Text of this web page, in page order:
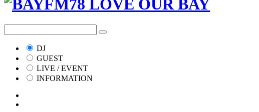
DJ
GUEST
LIVE / EVENT
INFORMATION